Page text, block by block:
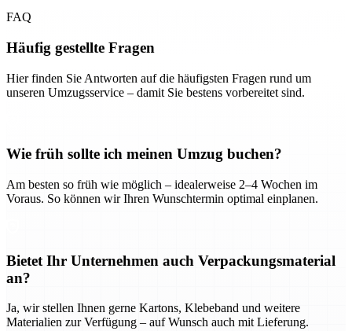
FAQ
Häufig gestellte Fragen
Hier finden Sie Antworten auf die häufigsten Fragen rund um
unseren Umzugsservice – damit Sie bestens vorbereitet sind.
Wie früh sollte ich meinen Umzug buchen?
Am besten so früh wie möglich – idealerweise 2–4 Wochen im
Voraus. So können wir Ihren Wunschtermin optimal einplanen.
Bietet Ihr Unternehmen auch Verpackungsmaterial
an?
Ja, wir stellen Ihnen gerne Kartons, Klebeband und weitere
Materialien zur Verfügung – auf Wunsch auch mit Lieferung.